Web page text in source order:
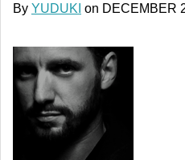
By YUDUKI on DECEMBER